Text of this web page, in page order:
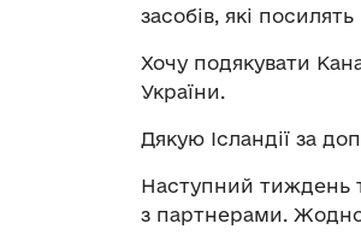
засобів, які
Хочу подякувати
України.
Дякую Ісландії за
Наступний тиждень
з партнерами.